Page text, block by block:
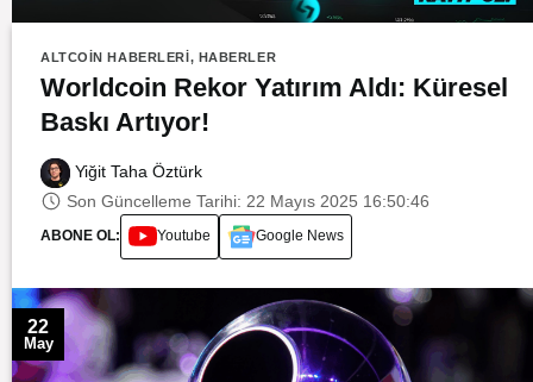
ALTCOIN HABERLERI, HABERLER
Worldcoin Rekor Yatırım Aldı: Küresel
Baskı Artıyor!
Yiğit Taha Öztürk
Son Güncelleme Tarihi: 22 Mayıs 2025 16:50:46
ABONE OL: Youtube Google News
22
May